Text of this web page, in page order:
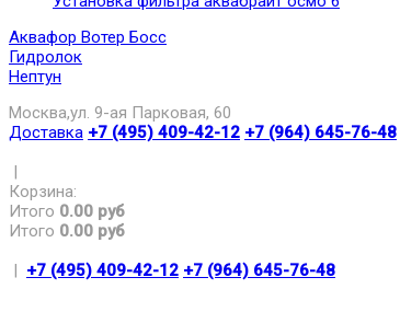
Аквафор Вотер Босс
Гидролок
Нептун
Москва,ул. 9-ая Парковая, 60
Доставка +7 (495) 409-42-12 +7 (964) 645-76-48
|
Корзина:
Итого 0.00 руб
Итого 0.00 руб
| +7 (495) 409-42-12 +7 (964) 645-76-48